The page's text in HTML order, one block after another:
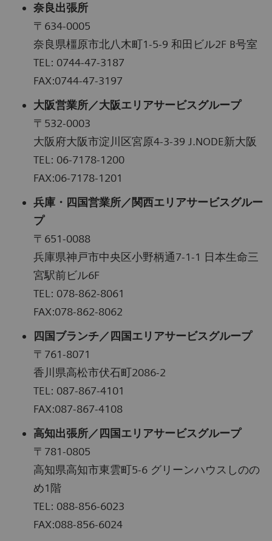
奈良出張所
〒634-0005
奈良県橿原市北八木町1-5-9 和田ビル2F B号室
TEL: 0744-47-3187
FAX:0744-47-3197
大阪営業所／大阪エリアサービスグループ
〒532-0003
大阪府大阪市淀川区宮原4-3-39 J.NODE新大阪
TEL: 06-7178-1200
FAX:06-7178-1201
兵庫・四国営業所／関西エリアサービスグルー
プ
〒651-0088
兵庫県神戸市中央区小野柄通7-1-1 日本生命三
宮駅前ビル6F
TEL: 078-862-8061
FAX:078-862-8062
四国ブランチ／四国エリアサービスグループ
〒761-8071
香川県高松市伏石町2086-2
TEL: 087-867-4101
FAX:087-867-4108
高知出張所／四国エリアサービスグループ
〒781-0805
高知県高知市東雲町5-6 グリーンハウスしのの
め1階
TEL: 088-856-6023
FAX:088-856-6024